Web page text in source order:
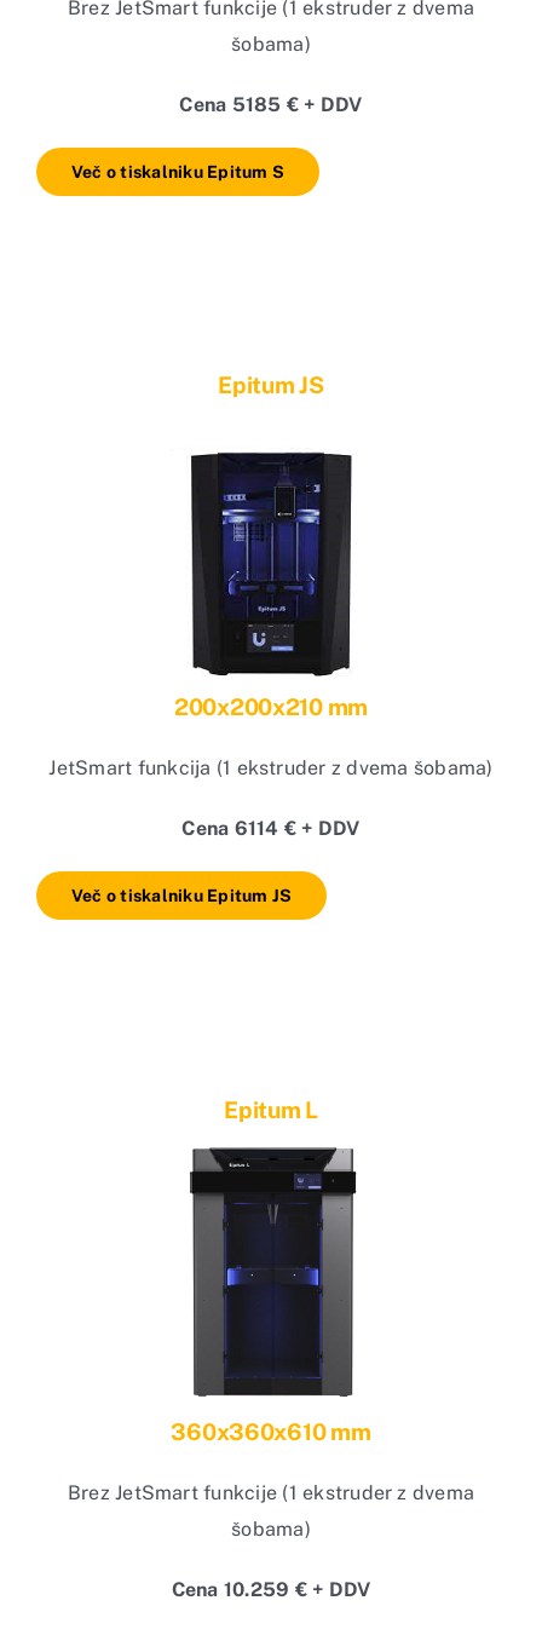
Brez JetSmart funkcije (1 ekstruder z dvema
šobama)
Cena 5185 € + DDV
Več o tiskalniku Epitum S
Epitum JS
200x200x210 mm
JetSmart funkcija (1 ekstruder z dvema šobama)
Cena 6114 € + DDV
Več o tiskalniku Epitum JS
Epitum L
360x360x610 mm
Brez JetSmart funkcije (1 ekstruder z dvema
šobama)
Cena 10.259 € + DDV